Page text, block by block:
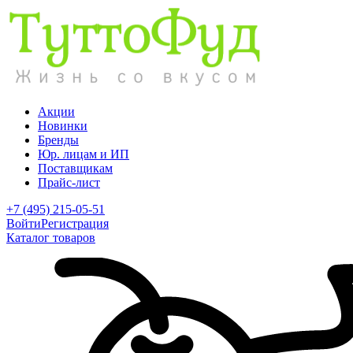
Акции
Новинки
Бренды
Юр. лицам и ИП
Поставщикам
Прайс-лист
+7 (495) 215-05-51
ВойтиРегистрация
Каталог товаров